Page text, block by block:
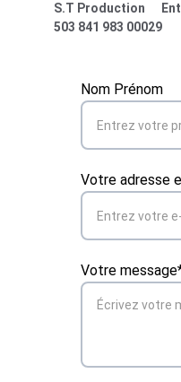
Nom Prénom
Votre adresse
Votre
S.T Production
503 841 983 00029